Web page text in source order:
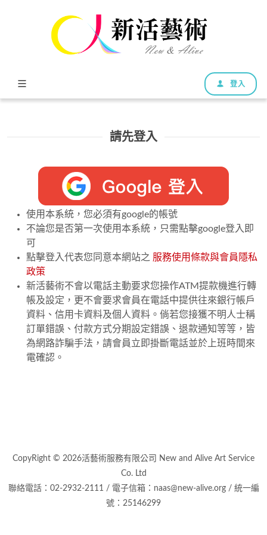
登入
請先登入
使用本系統，您必須有google的帳號
不論您是否第一次使用本系統，只需點擊google登入即
可
點擊登入代表您同意本網站之 服務使用條款與會員隱私
政策
新活藝術不會以電話主動要求您操作ATM提款機進行轉
帳及設定，更不會要求會員在電話中提供往來銀行帳戶
資料、信用卡資料及個人資料。倘若您接獲不明人士稱
訂單錯誤、付款方式分期設定錯誤、退款通知等等，皆
為網路詐騙手法，請會員立即掛斷電話並於上班時間來
電確認。
CopyRight © 2026活藝術服務有限公司 New and Alive Art Service
Co. Ltd
聯絡電話：02-2932-2111 / 電子信箱：naas@new-alive.org / 統一編
號：25146299